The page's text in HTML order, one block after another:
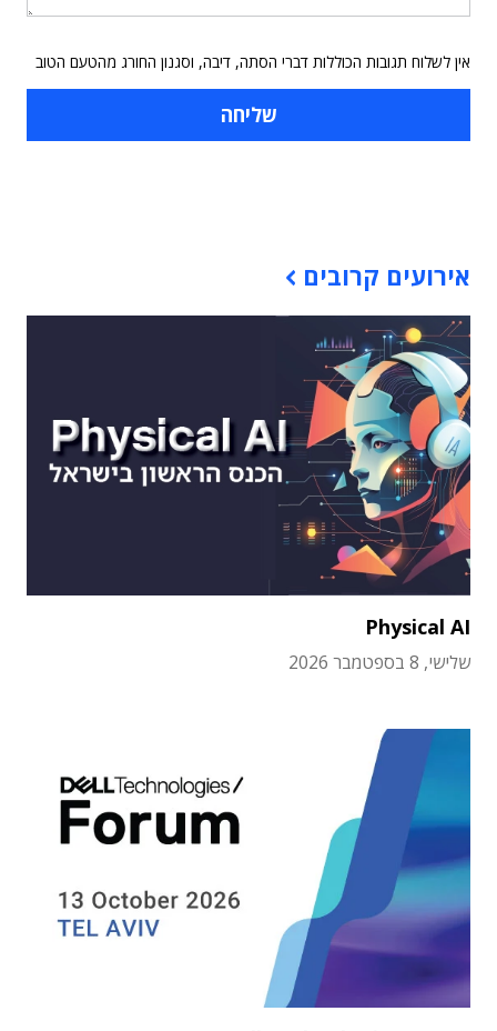
אין לשלוח תגובות הכוללות דברי הסתה, דיבה, וסגנון החורג מהטעם הטוב
אירועים קרובים
Physical AI
שלישי, 8 בספטמבר 2026